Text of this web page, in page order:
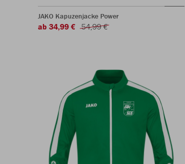
JAKO Kapuzenjacke Power
ab 34,99 € 54,99 €